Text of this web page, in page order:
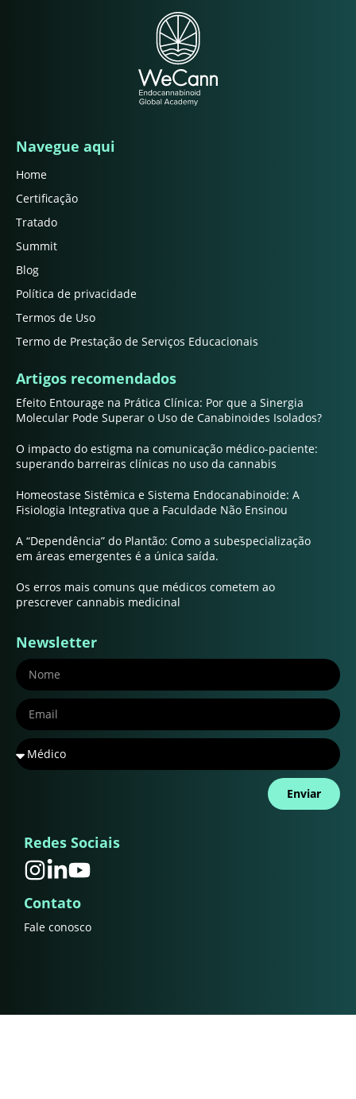
Navegue aqui
Home
Certificação
Tratado
Summit
Blog
Política de privacidade
Termos de Uso
Termo de Prestação de Serviços Educacionais
Artigos recomendados
Efeito Entourage na Prática Clínica: Por que a Sinergia
Molecular Pode Superar o Uso de Canabinoides Isolados?
O impacto do estigma na comunicação médico-paciente:
superando barreiras clínicas no uso da cannabis
Homeostase Sistêmica e Sistema Endocanabinoide: A
Fisiologia Integrativa que a Faculdade Não Ensinou
A “Dependência” do Plantão: Como a subespecialização
em áreas emergentes é a única saída.
Os erros mais comuns que médicos cometem ao
prescrever cannabis medicinal
Newsletter
Enviar
Redes Sociais
Contato
Fale conosco